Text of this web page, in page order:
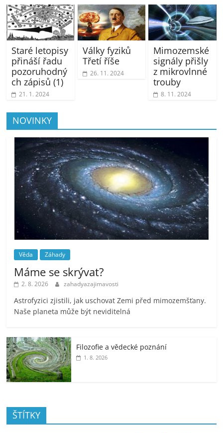
Staré letopisy
přináší řadu
pozoruhodný
ch zápisů (1)
21. 1. 2024
Války fyziků
Třetí říše
26. 11. 2024
Mimozemské
signály přišly
z mikrovlnné
trouby
8. 11. 2024
NOVINKY
Věda Záhady
Máme se skrývat?
2. 8. 2026 zahadyazajimavosti
Astrofyzici zjistili, jak uschovat Zemi před mimozemšťany.
Naše planeta může být neviditelná
Filozofie a vědecké poznání
1. 8. 2026
ŠTÍTKY